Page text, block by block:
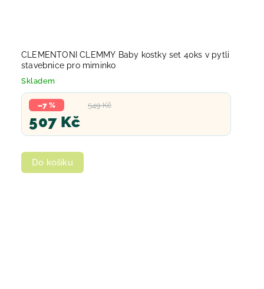
CLEMENTONI CLEMMY Baby kostky set 40ks v pytli
stavebnice pro miminko
Skladem
549 Kč
–7 %
507 Kč
Do košíku